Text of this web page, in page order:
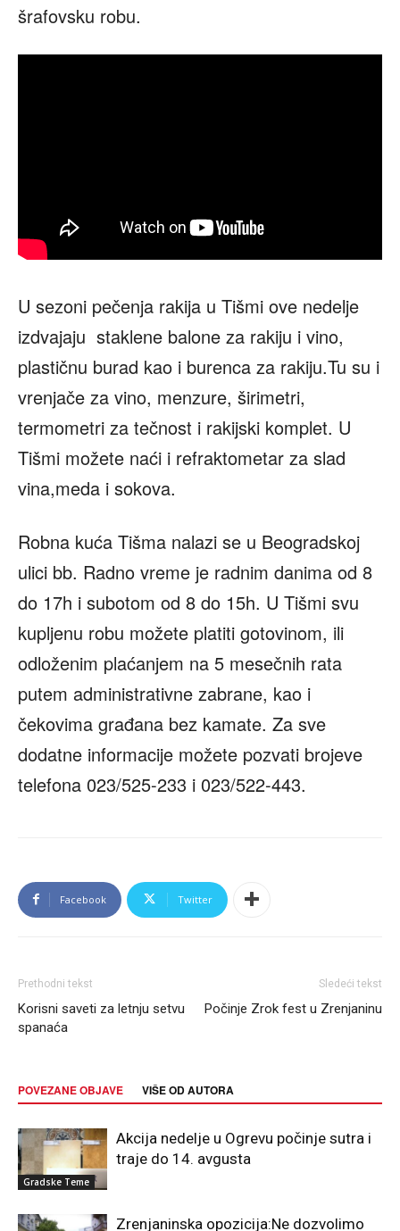
šrafovsku robu.
U sezoni pečenja rakija u Tišmi ove nedelje
izdvajaju staklene balone za rakiju i vino,
plastičnu burad kao i burenca za rakiju.Tu su i
vrenjače za vino, menzure, širimetri,
termometri za tečnost i rakijski komplet. U
Tišmi možete naći i refraktometar za slad
vina,meda i sokova.
Robna kuća Tišma nalazi se u Beogradskoj
ulici bb. Radno vreme je radnim danima od 8
do 17h i subotom od 8 do 15h. U Tišmi svu
kupljenu robu možete platiti gotovinom, ili
odloženim plaćanjem na 5 mesečnih rata
putem administrativne zabrane, kao i
čekovima građana bez kamate. Za sve
dodatne informacije možete pozvati brojeve
telefona 023/525-233 i 023/522-443.
Facebook Twitter
Prethodni tekst
Korisni saveti za letnju setvu
spanaća
Sledeći tekst
Počinje Zrok fest u Zrenjaninu
POVEZANE OBJAVE VIŠE OD AUTORA
Gradske Teme
Akcija nedelje u Ogrevu počinje sutra i
traje do 14. avgusta
Zrenjaninska opozicija:Ne dozvolimo